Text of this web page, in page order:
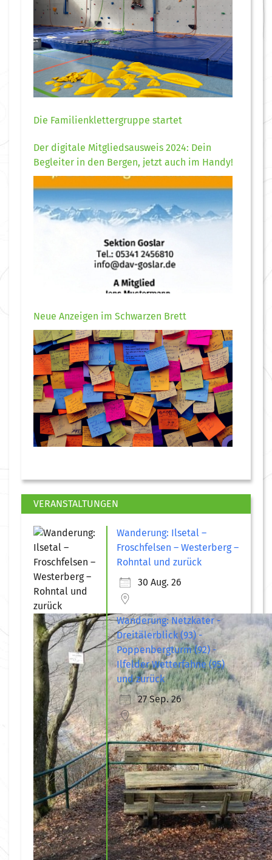
Die Familienklettergruppe startet
Der digitale Mitgliedsausweis 2024: Dein
Begleiter in den Bergen, jetzt auch im Handy!
Neue Anzeigen im Schwarzen Brett
VERANSTALTUNGEN
Wanderung: Ilsetal –
Froschfelsen – Westerberg –
Rohntal und zurück
30 Aug. 26
Wanderung: Netzkater -
Dreitälerblick (93) -
Poppenbergturm (92) -
Ilfelder Wetterfahne (95)
und zurück
27 Sep. 26